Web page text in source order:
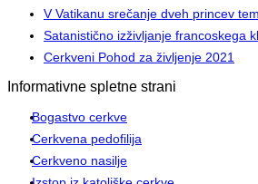
V Vatikanu srečanje dveh princev
Satanistično izživljanje francoskega
Cerkveni Pohod za življenje 2021
Informativne spletne strani
Bogastvo cerkve
Cerkvena pedofilija
Cerkveno nasilje